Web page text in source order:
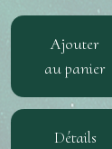
Ajouter
au panier
Détails